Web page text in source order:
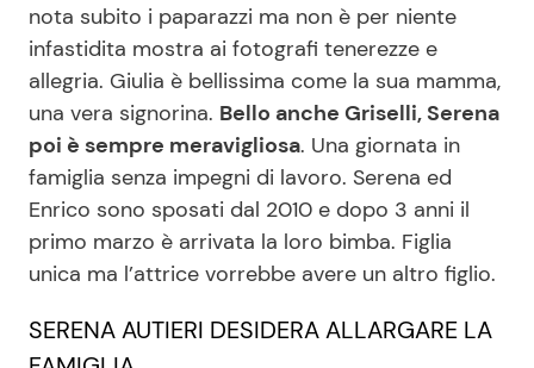
Viaggi e Turismo
Festività
Ricette Feste
Ricette per Bambini
Seguici
Info
nota subito i paparazzi ma non è per niente
infastidita mostra ai fotografi tenerezze e
allegria. Giulia è bellissima come la sua mamma,
una vera signorina. Bello anche Griselli, Serena
poi è sempre meravigliosa. Una giornata in
famiglia senza impegni di lavoro. Serena ed
Enrico sono sposati dal 2010 e dopo 3 anni il
primo marzo è arrivata la loro bimba. Figlia
unica ma l’attrice vorrebbe avere un altro figlio.
SERENA AUTIERI DESIDERA ALLARGARE LA